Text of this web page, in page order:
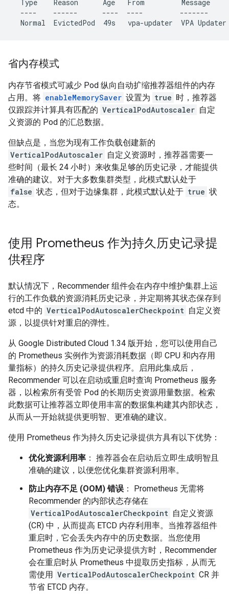
Type    Reason      Age   From         Message
----    ------      ----  ----         -------
Normal  EvictedPod  49s   vpa-updater  VPA
省内存模式
内存节省模式可减少 Pod 纵向自动扩缩推荐器组件的内存
占用。将 enableMemorySaver 设置为 true 时，推荐器
仅跟踪并计算具有匹配的 VerticalPodAutoscaler 自定
义资源的 Pod 的汇总数据。
但缺点是，当您为现有工作负载创建新的
VerticalPodAutoscaler 自定义资源时，推荐器需要一
些时间（最长 24 小时）来收集足够的历史记录，才能提供
准确的建议。对于大多数集群类型，此模式默认处于
false 状态，但对于边缘集群，此模式默认处于 true 状
态。
使用 Prometheus 作为持久历史记录提
供程序
默认情况下，Recommender 组件会在内存中维护集群上运
行的工作负载的资源消耗历史记录，并定期将其状态保存到
etcd 中的 VerticalPodAutoscalerCheckpoint 自定义资
源，以提供针对重启的弹性。
从 Google Distributed Cloud 1.34 版开始，您可以使用自己
的 Prometheus 实例作为资源消耗数据（即 CPU 和内存用
量指标）的持久历史记录提供程序。启用此集成后，
Recommender 可以在启动或重启时查询 Prometheus 服务
器，以检索所有受管 Pod 的长期历史资源用量数据。检索
此数据可让推荐器立即使用丰富的数据集构建其内部状态，
从而从一开始就提供更明智、更准确的建议。
使用 Prometheus 作为持久历史记录提供方具有以下优势：
优化资源利用率 ： 推荐器会在启动后立即生成明智且
准确的建议，以便您优化集群资源利用率。
防止内存不足 (OOM) 错误 ： Prometheus 无需将
Recommender 的内部状态存储在
VerticalPodAutoscalerCheckpoint 自定义资源
(CR) 中，从而提高 ETCD 内存利用率。当推荐器组件
重启时，它会丢失内存中的历史数据。当您使用
Prometheus 作为历史记录提供方时，Recommender
会在重启时从 Prometheus 中提取历史指标，从而无
需使用 VerticalPodAutoscalerCheckpoint CR 并
节省 ETCD 内存。